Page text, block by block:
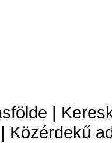
|
Közérdekű